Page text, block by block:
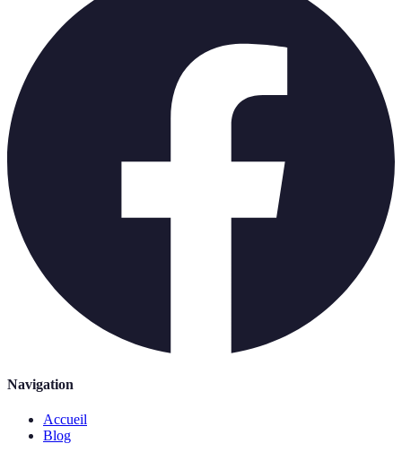
Navigation
Accueil
Blog